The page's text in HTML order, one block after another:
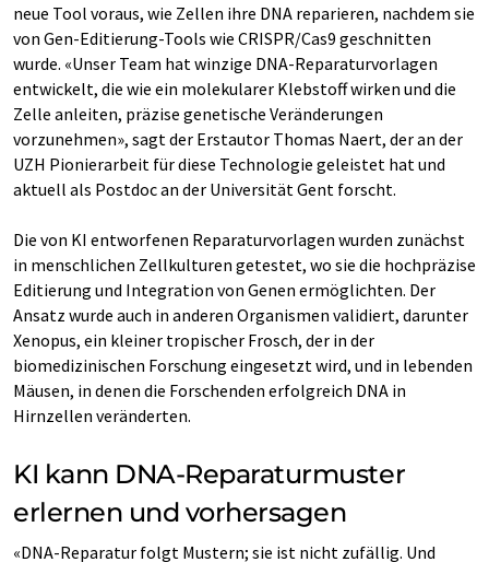
neue Tool voraus, wie Zellen ihre DNA reparieren, nachdem sie
von Gen-Editierung-Tools wie CRISPR/Cas9 geschnitten
wurde. «Unser Team hat winzige DNA-Reparaturvorlagen
entwickelt, die wie ein molekularer Klebstoff wirken und die
Zelle anleiten, präzise genetische Veränderungen
vorzunehmen», sagt der Erstautor Thomas Naert, der an der
UZH Pionierarbeit für diese Technologie geleistet hat und
aktuell als Postdoc an der Universität Gent forscht.
Die von KI entworfenen Reparaturvorlagen wurden zunächst
in menschlichen Zellkulturen getestet, wo sie die hochpräzise
Editierung und Integration von Genen ermöglichten. Der
Ansatz wurde auch in anderen Organismen validiert, darunter
Xenopus, ein kleiner tropischer Frosch, der in der
biomedizinischen Forschung eingesetzt wird, und in lebenden
Mäusen, in denen die Forschenden erfolgreich DNA in
Hirnzellen veränderten.
KI kann DNA-Reparaturmuster
erlernen und vorhersagen
«DNA-Reparatur folgt Mustern; sie ist nicht zufällig. Und